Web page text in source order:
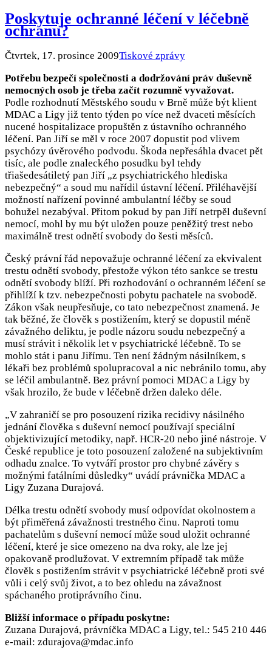
Poskytuje ochranné léčení v léčebně
ochranu?
Čtvrtek, 17. prosince 2009Tiskové zprávy
Potřebu bezpečí společnosti a dodržování práv duševně
nemocných osob je třeba začít rozumně vyvažovat.
Podle rozhodnutí Městského soudu v Brně může být klient
MDAC a Ligy již tento týden po více než dvaceti měsících
nucené hospitalizace propuštěn z ústavního ochranného
léčení. Pan Jiří se měl v roce 2007 dopustit pod vlivem
psychózy úvěrového podvodu. Škoda nepřesáhla dvacet pět
tisíc, ale podle znaleckého posudku byl tehdy
třiašedesátiletý pan Jiří „z psychiatrického hlediska
nebezpečný“ a soud mu nařídil ústavní léčení. Přiléhavější
možností nařízení povinné ambulantní léčby se soud
bohužel nezabýval. Přitom pokud by pan Jiří netrpěl duševní
nemocí, mohl by mu být uložen pouze peněžitý trest nebo
maximálně trest odnětí svobody do šesti měsíců.
Český právní řád nepovažuje ochranné léčení za ekvivalent
trestu odnětí svobody, přestože výkon této sankce se trestu
odnětí svobody blíží. Při rozhodování o ochranném léčení se
přihlíží k tzv. nebezpečnosti pobytu pachatele na svobodě.
Zákon však neupřesňuje, co tato nebezpečnost znamená. Je
tak běžné, že člověk s postižením, který se dopustil méně
závažného deliktu, je podle názoru soudu nebezpečný a
musí strávit i několik let v psychiatrické léčebně. To se
mohlo stát i panu Jiřímu. Ten není žádným násilníkem, s
lékaři bez problémů spolupracoval a nic nebránilo tomu, aby
se léčil ambulantně. Bez právní pomoci MDAC a Ligy by
však hrozilo, že bude v léčebně držen daleko déle.
„V zahraničí se pro posouzení rizika recidivy násilného
jednání člověka s duševní nemocí používají speciální
objektivizující metodiky, např. HCR-20 nebo jiné nástroje. V
České republice je toto posouzení založené na subjektivním
odhadu znalce. To vytváří prostor pro chybné závěry s
možnými fatálními důsledky“ uvádí právnička MDAC a
Ligy Zuzana Durajová.
Délka trestu odnětí svobody musí odpovídat okolnostem a
být přiměřená závažnosti trestného činu. Naproti tomu
pachatelům s duševní nemocí může soud uložit ochranné
léčení, které je sice omezeno na dva roky, ale lze jej
opakovaně prodlužovat. V extremním případě tak může
člověk s postižením strávit v psychiatrické léčebně proti své
vůli i celý svůj život, a to bez ohledu na závažnost
spáchaného protiprávního činu.
Bližší informace o případu poskytne:
Zuzana Durajová, právníčka MDAC a Ligy, tel.: 545 210 446
e-mail: zdurajova@mdac.info